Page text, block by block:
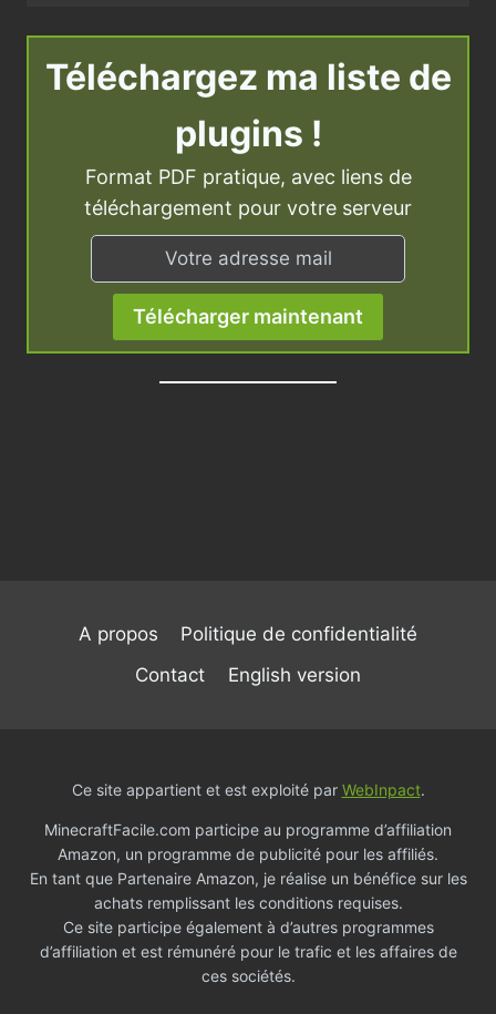
Téléchargez ma liste de
plugins !
Format PDF pratique, avec liens de
téléchargement pour votre serveur
Télécharger maintenant
A propos
Politique de confidentialité
Contact
English version
Ce site appartient et est exploité par WebInpact.
MinecraftFacile.com participe au programme d’affiliation
Amazon, un programme de publicité pour les affiliés.
En tant que Partenaire Amazon, je réalise un bénéfice sur les
achats remplissant les conditions requises.
Ce site participe également à d’autres programmes
d’affiliation et est rémunéré pour le trafic et les affaires de
ces sociétés.